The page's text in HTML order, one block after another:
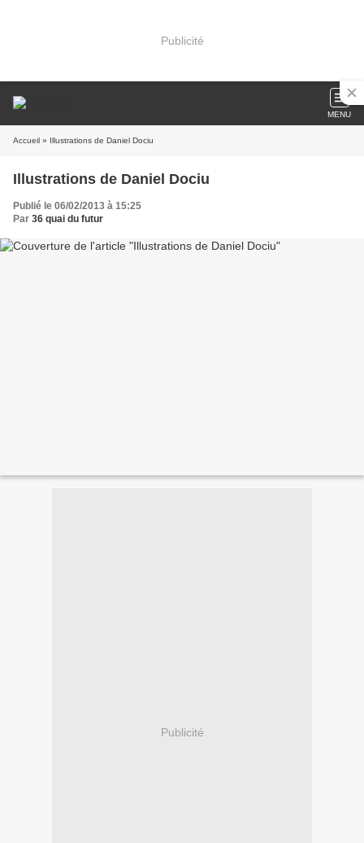
Publicité
MENU
Accueil » Illustrations de Daniel Dociu
Illustrations de Daniel Dociu
Publié le 06/02/2013 à 15:25
Par 36 quai du futur
Publicité